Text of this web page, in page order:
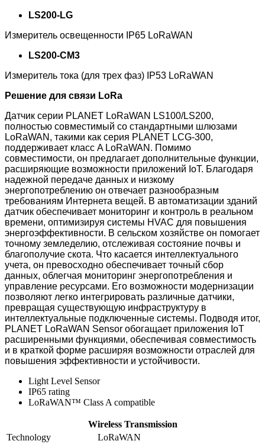
LS200-LG
Измеритель освещенности IP65 LoRaWAN
LS200-CM3
Измеритель тока (для трех фаз) IP53 LoRaWAN
Решение для связи LoRa
Датчик серии PLANET LoRaWAN LS100/LS200,
полностью совместимый со стандартными шлюзами
LoRaWAN, такими как серия PLANET LCG-300,
поддерживает класс A LoRaWAN. Помимо
совместимости, он предлагает дополнительные функции,
расширяющие возможности приложений IoT. Благодаря
надежной передаче данных и низкому
энергопотреблению он отвечает разнообразным
требованиям Интернета вещей. В автоматизации зданий
датчик обеспечивает мониторинг и контроль в реальном
времени, оптимизируя системы HVAC для повышения
энергоэффективности. В сельском хозяйстве он помогает
точному земледелию, отслеживая состояние почвы и
благополучие скота. Что касается интеллектуального
учета, он превосходно обеспечивает точный сбор
данных, облегчая мониторинг энергопотребления и
управление ресурсами. Его возможности модернизации
позволяют легко интегрировать различные датчики,
превращая существующую инфраструктуру в
интеллектуальные подключенные системы. Подводя итог,
PLANET LoRaWAN Sensor обогащает приложения IoT
расширенными функциями, обеспечивая совместимость
и в краткой форме расширяя возможности отраслей для
повышения эффективности и устойчивости.
Light Level Sensor
IP65 rating
LoRaWAN™ Class A compatible
Wireless Transmission
Technology
LoRaWAN